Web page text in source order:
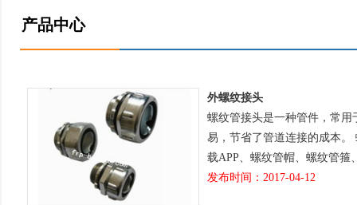
产品中心
外螺纹接头
螺纹管接头是一种管件，常
易，节省了管道连接的成本
载APP、螺纹管帽、螺纹管箍
发布时间：2017-04-12